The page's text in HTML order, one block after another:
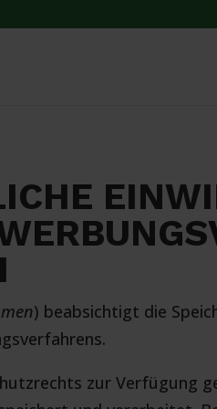
) beabsichtigt die
zur Verfügung